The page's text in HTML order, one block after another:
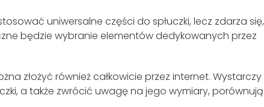
uniwersalne części do spłuczki, lecz zdarza
będzie wybranie elementów dedykowanych przez
złożyć również całkowicie przez internet. Wystarczy
a także zwrócić uwagę na jego wymiary,